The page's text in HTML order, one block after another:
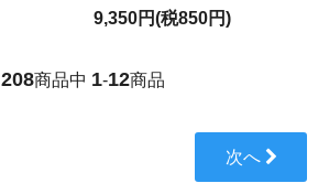
9,350円(税850円)
208商品中 1-12商品
次へ